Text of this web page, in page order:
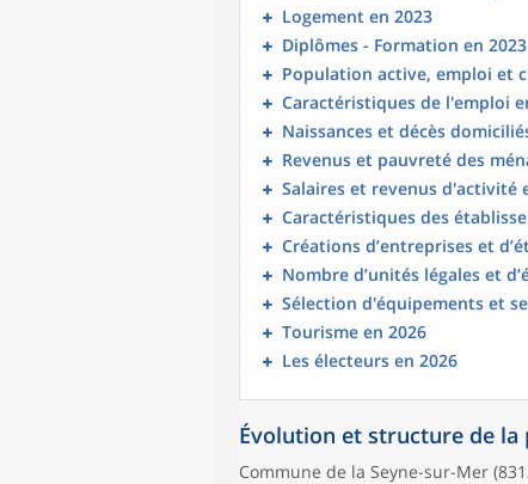
Logement en 2023
Diplômes - Formation en 2023
Population active, emploi et
Caractéristiques de l'emploi
Naissances et décès
Revenus et pauvreté des
Salaires et revenus d'activité
Caractéristiques des
Créations d’entreprises et
Nombre d’unités légales et
Sélection d'équipements et
Tourisme en 2026
Les électeurs en 2026
Évolution et structure de la
Commune de la Seyne-sur-Mer